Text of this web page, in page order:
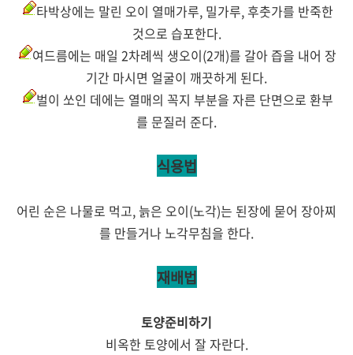
타박상에는 말린 오이 열매가루, 밀가루, 후춧가를 반죽한
것으로 습포한다.
여드름에는 매일 2차례씩 생오이(2개)를 갈아 즙을 내어 장
기간 마시면 얼굴이 깨끗하게 된다.
벌이 쏘인 데에는 열매의 꼭지 부분을 자른 단면으로 환부
를 문질러 준다.
식용법
어린 순은 나물로 먹고, 늙은 오이(노각)는 된장에 묻어 장아찌
를 만들거나 노각무침을 한다.
재배법
토양준비하기
비옥한 토양에서 잘 자란다.